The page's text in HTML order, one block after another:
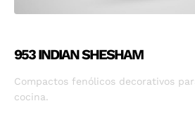
953 INDIAN SHESHAM
Compactos fenólicos decorativos
cocina.